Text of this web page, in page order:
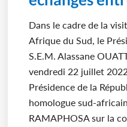
Dans le cadre de la
Afrique du Sud, le
S.E.M. Alassane
vendredi 22 juillet
Présidence de la
homologue sud-
RAMAPHOSA sur la